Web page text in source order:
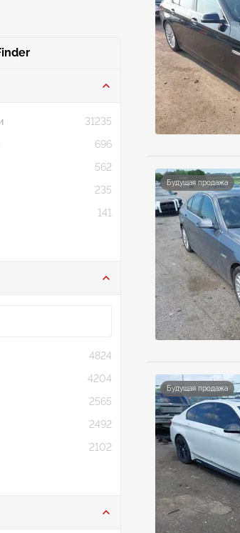
31235
696
562
235
141
4824
4204
2565
2492
2102
Будущая продажа
Будущая продажа